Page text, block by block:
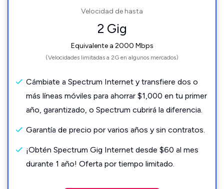
Velocidad de hasta
2 Gig
Equivalente a 2000 Mbps
(Velocidades limitadas a 2G en algunos mercados)
Cámbiate a Spectrum Internet y transfiere dos o
más líneas móviles para ahorrar $1,000 en tu primer
año, garantizado, o Spectrum cubrirá la diferencia.
Garantía de precio por varios años y sin contratos.
¡Obtén Spectrum Gig Internet desde $60 al mes
durante 1 año! Oferta por tiempo limitado.